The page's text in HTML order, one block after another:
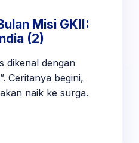
Misi GKII:
(2)
dikenal dengan
Ceritanya begini,
naik ke surga.